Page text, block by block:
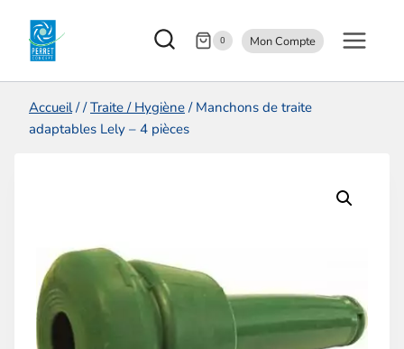
0 Mon Compte
Accueil / / Traite / Hygiène / Manchons de traite
adaptables Lely – 4 pièces